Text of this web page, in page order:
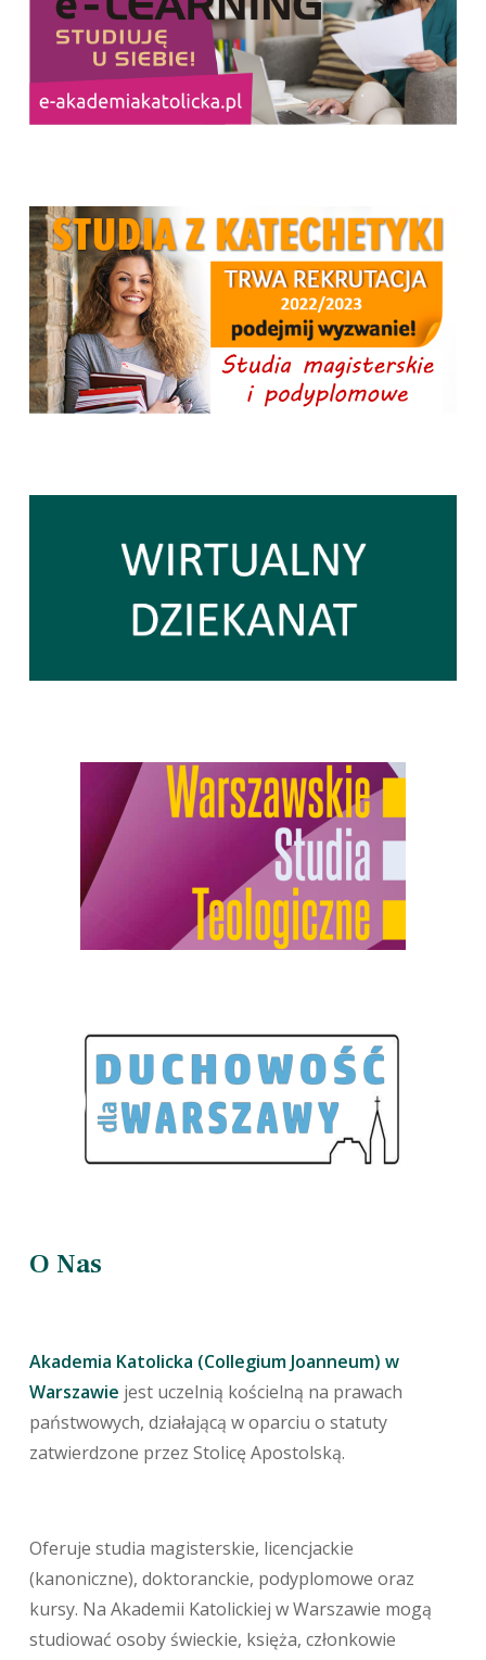
O Nas
Akademia Katolicka (Collegium Joanneum) w
Warszawie jest uczelnią kościelną na prawach
państwowych, działającą w oparciu o statuty
zatwierdzone przez Stolicę Apostolską.
Oferuje studia magisterskie, licencjackie
(kanoniczne), doktoranckie, podyplomowe oraz
kursy. Na Akademii Katolickiej w Warszawie mogą
studiować osoby świeckie, księża, członkowie